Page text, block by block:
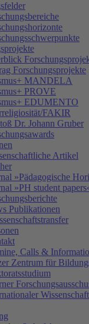
Forschungsprojekte
MANDELA
PROVE
EDUMENTO
FAKIR
Dr. Johann Gruber
Artikel
»Pädagogische
»PH student
Publikationen
Calls &
Zentrum für